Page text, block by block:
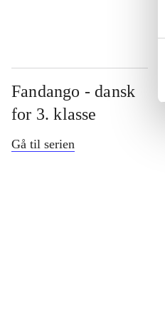
Fandango - dansk
for 3. klasse
Gå til serien